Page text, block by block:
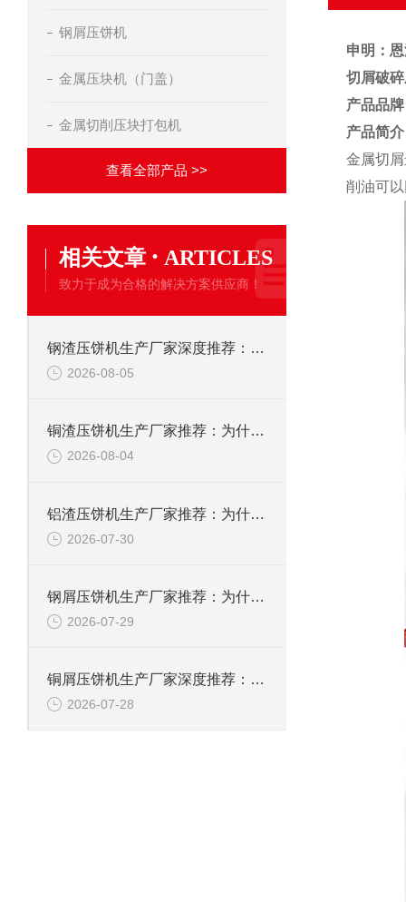
钢屑压饼机
金属压块机（门盖）
金属切削压块打包机
查看全部产品 >>
相关文章 · ARTICLES
致力于成为合格的解决方案供应商！
钢渣压饼机生产厂家深度推荐：为何恩派特成为高净值产线的优选
2026-08-05
铜渣压饼机生产厂家推荐：为什么恩派特成为众多企业的信赖？
2026-08-04
铝渣压饼机生产厂家推荐：为什么恩派特是值得信赖的选择？
2026-07-30
钢屑压饼机生产厂家推荐：为什么恩派特是您值得信赖的选择？
2026-07-29
铜屑压饼机生产厂家深度推荐：为什么恩派特成为市场的“压饼专家”？
2026-07-28
申明：
切屑破
产品品
产品简
金属切
削油可